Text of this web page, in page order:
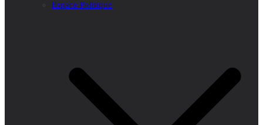
Espace Politique